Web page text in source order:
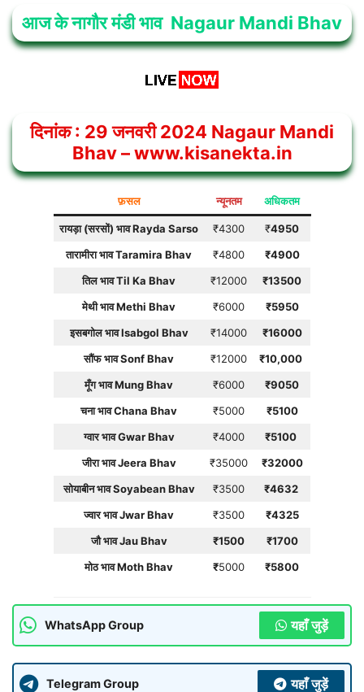
आज के नागौर मंडी भाव Nagaur Mandi Bhav
दिनांक : 29 जनवरी 2024 Nagaur Mandi
Bhav – www.kisanekta.in
फ़सल न्यूनतम अधिकतम
रायड़ा (सरसों) भाव Rayda Sarso ₹4300 ₹4950
तारामीराभावTaramira Bhav ₹4800 ₹4900
तिलभावTil Ka Bhav ₹12000 ₹13500
मेथीभावMethi Bhav ₹6000
₹5950
इसबगोल भाव Isabgol Bhav
₹14000 ₹16000
सौंफ भाव Sonf Bhav
₹12000 ₹10,000
मूँग भाव Mung Bhav
₹6000 ₹9050
चना भाव Chana Bhav
₹5000 ₹5100
ग्वार भाव Gwar Bhav
₹4000 ₹5100
जीरा भाव Jeera Bhav
₹35000 ₹32000
सोयाबीन भाव Soyabean Bhav
₹3500 ₹4632
ज्वारभावJwar Bhav ₹3500 ₹4325
जौ भाव Jau Bhav
₹1500 ₹1700
मोठ भाव Moth Bhav
₹5000 ₹5800
WhatsApp Group यहाँ जुड़ें
Telegram Group यहाँ जुड़ें